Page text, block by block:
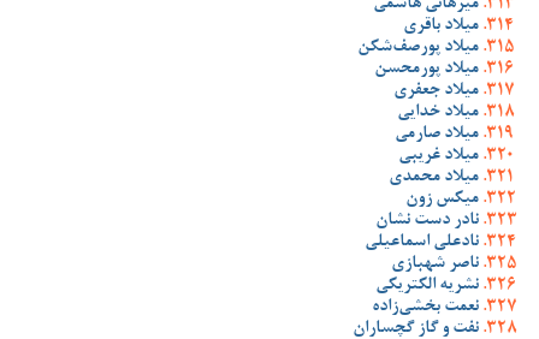
میرهانی هاشمی
میلاد باقری
میلاد پورصف‌شکن
میلاد پورمحسن
میلاد جعفری
میلاد خدایی
میلاد صارمی
میلاد غریبی
میلاد محمدی
میکس زون
نادر دست نشان
نادعلی اسماعیلی
ناصر شهبازی
نشریه الکتریکی
نعمت بخشی‌زاده
نفت و گاز گچساران